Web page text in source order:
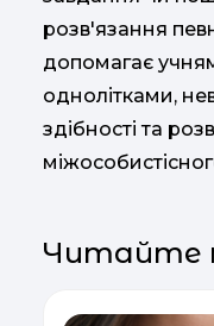
розв'язання
допомагає
однолітками,
здібності та
Читайте